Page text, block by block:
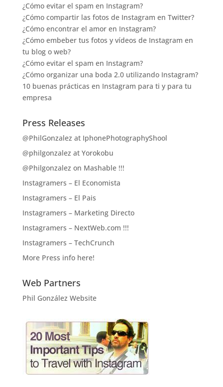
¿Cómo evitar el spam en Instagram?
¿Cómo compartir las fotos de Instagram en Twitter?
¿Cómo encontrar el amor en Instagram?
¿Cómo embeber tus fotos y vídeos de Instagram en
tu blog o web?
¿Cómo evitar el spam en Instagram?
¿Cómo organizar una boda 2.0 utilizando Instagram?
10 buenas prácticas en Instagram para ti y para tu
empresa
Press Releases
@PhilGonzalez at IphonePhotographyShool
@philgonzalez at Yorokobu
@Philgonzalez on Mashable !!!
Instagramers – El Economista
Instagramers – El Pais
Instagramers – Marketing Directo
Instagramers – NextWeb.com !!!
Instagramers – TechCrunch
More Press info here!
Web Partners
Phil González Website